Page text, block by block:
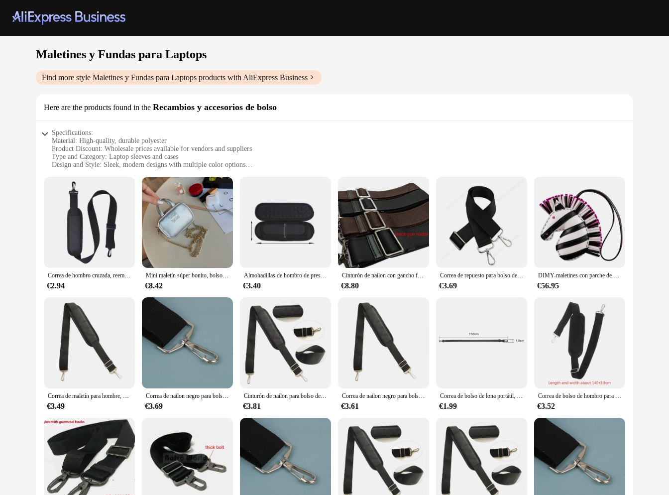
Maletines y Fundas para Laptops
Find more style Maletines y Fundas para Laptops products with AliExpress Business
Here are the products found in the Recambios y accesorios de bolso
Specifications:
Material: High-quality, durable polyester
Product Discount: Wholesale prices available for vendors and suppliers
Type and Category: Laptop sleeves and cases
Design and Style: Sleek, modern designs with multiple color options
Typical Adaptive Scenario: Ideal for students, professionals, and travelers
Shape or Size or Weight or Quantity: Available in a variety of sizes to fit most laptops
|Wholesale|Vendors|
**Elegant Protection for Your Devices**
Our Maletines y Fundas para Laptops are not just a protective accessory; they are a statement of style and functionality. Designed to cater to the needs of the modern professional, these laptop sleeves
and cases come in a range of sophisticated colors and patterns that add a touch of elegance to your tech gear. The high-quality polyester material ensures that your laptop is safeguarded from the rigors
of daily use, whether you're commuting to work, studying in a café, or traveling across the globe.
**Versatility for Every User**
professional in need of a durable sleeve for your business trips, our products have got you covered. Available in a variety of sizes, these laptop sleeves are tailored to fit most laptop models, ensuring a
snug and secure fit for your device. The lightweight and portable design makes it easy to carry your laptop in style, without adding unnecessary bulk.
**Adaptability for Every Scenario**
Our Maletines y Fundas para Laptops are not just about protection; they are about adaptability. Whether you're a busy professional on the go or a student with a hectic schedule, these laptop sleeves are
designed to keep up with your lifestyle. The sleek design makes it easy to slip your laptop into a backpack or carry it separately, while the sturdy construction ensures that your device is safe from the
rigors of daily use. The variety of sizes and colors available makes it easy to find the perfect match for your laptop and personal style, ensuring that you can carry your device with confidence and
style, wherever you go.
Correa de hombro cruzada, reemplazo de cinturón de hombro para computadora portátil, equipaje, guitarra, bolsa de ropa, bolsas deportivas, maletín
€2.94
Mini maletín súper bonito, bolso cuadrado pequeño, nuevo bolso cruzado portátil, bolso tipo sobre rojo, bolso colgante para niños, moda Multicolor opcional
€8.42
Almohadillas de hombro de presión reducida para bolso de mensajes DIY, maletín, correa de hombro, cinturón, accesorios
€3.40
Cinturón de nailon con gancho fuerte para hombre, correa de hombro larga para bolsos, correas de maletín, correa de hombro para bolso de reparación, 38mm, máximo 30kg
€8.80
Correa de repuesto para bolso de hombro de 80-140CM para maletín, bolsos de hombro tipo bandolera para hombre, correa ajustable, accesorios para bolso negro para mujer
€3.69
DIMY-maletines con parche de vaca auténtica para hombre, bolso de hombro de estilo Vintage hecho a mano, bolsos de cuero para ordenador portátil, estuche de negocios
€56.95
Correa de maletín para hombre, cinturón de mochila para ordenador portátil de alta calidad, accesorios de paquete fuertes, cinta de Material de nailon negro, hebilla de Metal
€3.49
Correa de nailon negro para bolso de hombre, maletín de hombro fuerte, bolso de ordenador portátil, accesorio de bolsa de longitud de cinturón
€3.69
Cinturón de nailon para bolso de hombro, correa de repuesto ajustable de 150cm para portátil, bandolera para cámara, maletines, asas para bolso
€3.81
Correa de nailon negro para bolso de hombre, correa de hombro fuerte, maletín, bolsa de ordenador portátil, accesorio de bolsa de longitud, 145cm
€3.61
Correa de bolso de lona portátil, maletín de viaje de nailon, correas de mochila de hombro, senderismo, ajustable
€1.99
Correa de bolso de hombro para hombre y mujer, maletín para ordenador portátil, cinturón de repuesto ajustable, desmontable, bolso de mensajero con asa
€3.52